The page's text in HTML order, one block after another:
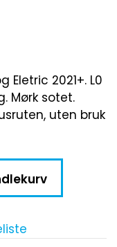
Eletric 2021+. L0
Mørk sotet.
uten bruk